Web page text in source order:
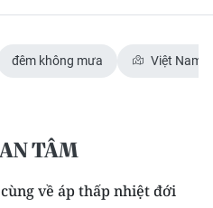
đêm không mưa Việt Nam
TÂM
về áp thấp nhiệt đới